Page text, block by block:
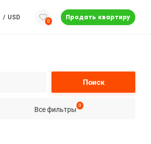
/ USD
0
Продать квартиру
Поиск
Все фильтры
0